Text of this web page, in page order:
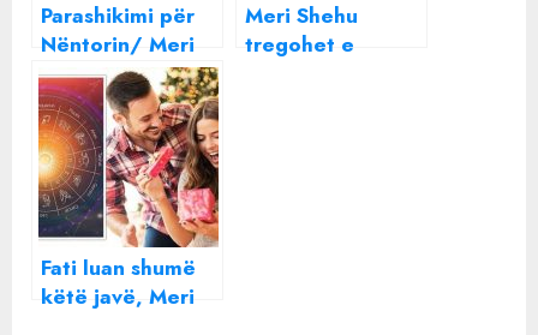
Parashikimi për
Nëntorin/ Meri
Shehu zbulon
shenjën më me
fat për muajin
Meri Shehu
tregohet e
Fati luan shumë
këtë javë, Meri